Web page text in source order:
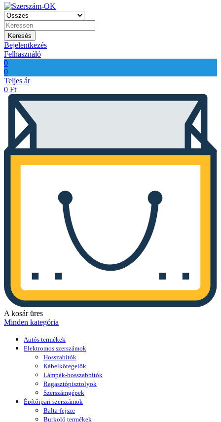
Keresés
Bejelentkezés
Felhasználó
0
0
Teljes ár
0 Ft
A kosár üres
Minden kategória
Autós termékek
Elektromos szerszámok
Hosszabítók
Kábelkötegelők
Lámpák-hosszabbítók
Ragasztópisztolyok
Szerszámgépek
Építőipari szerszámok
Balta-fejsze
Burkoló termékek